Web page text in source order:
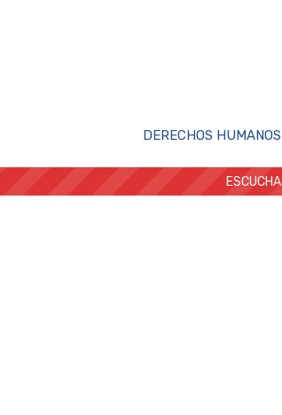
DERECHOS HUMANOS